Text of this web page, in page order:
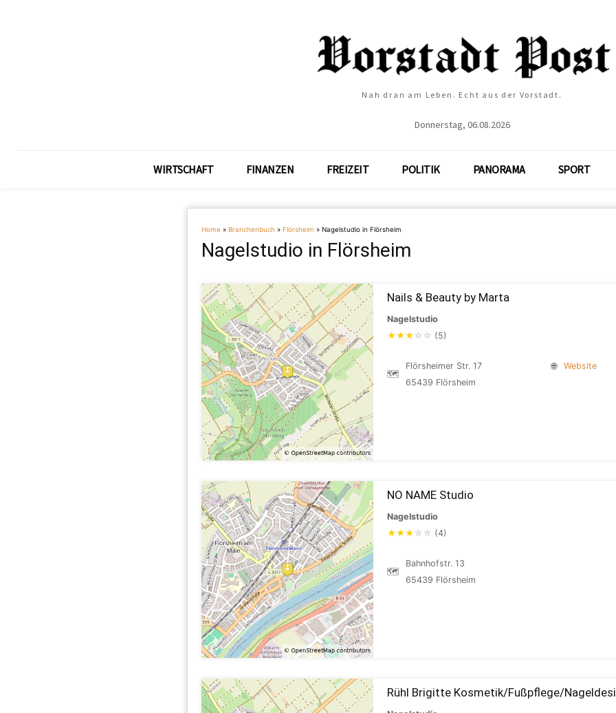
Nah dran am Leben. Echt aus der Vorstadt.
Donnerstag, 06.08.2026
WIRTSCHAFT FINANZEN FREIZEIT POLITIK PANORAMA SPORT
Home » Branchenbuch » Flörsheim » Nagelstudio in Flörsheim
Nagelstudio in Flörsheim
Nails & Beauty by Marta
Nagelstudio
★★★ ☆ ☆ (5)
🗺
Flörsheimer Str. 17
65439 Flörsheim
🌐 Website
NO NAME Studio
Nagelstudio
★★★ ☆ ☆ (4)
🗺
Bahnhofstr. 13
65439 Flörsheim
Rühl Brigitte Kosmetik/Fußpflege/